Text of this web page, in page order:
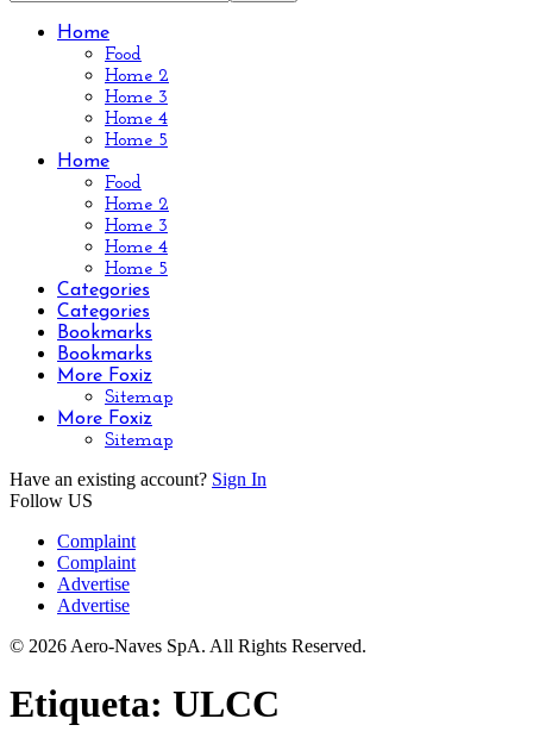
Home
Food
Home 2
Home 3
Home 4
Home 5
Home
Food
Home 2
Home 3
Home 4
Home 5
Categories
Categories
Bookmarks
Bookmarks
More Foxiz
Sitemap
More Foxiz
Sitemap
Have an existing account? Sign In
Follow US
Complaint
Complaint
Advertise
Advertise
© 2026 Aero-Naves SpA. All Rights Reserved.
Etiqueta: ULCC